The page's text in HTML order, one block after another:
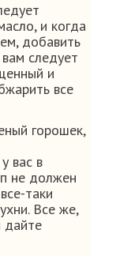
и когда
добавить
следует
и
все
горошек,
вас в
не должен
таки
Все же,
дайте